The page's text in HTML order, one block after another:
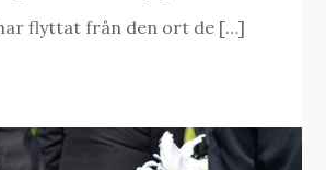
flyttat från den ort de […]